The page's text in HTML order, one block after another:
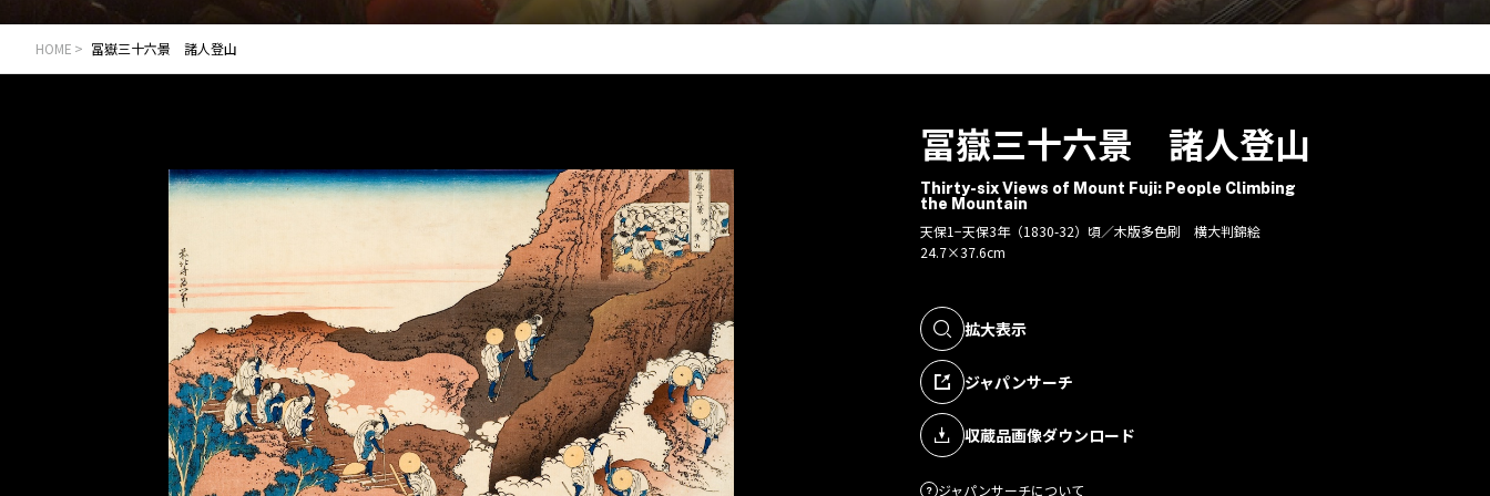
HOME 冨嶽三十六景 諸人登山
冨嶽三十六景 諸人登山
Thirty-six Views of Mount Fuji: People Climbing
the Mountain
天保1−天保3年（1830-32）頃／木版多色刷 横大判錦絵
24.7×37.6cm
拡大表示
ジャパンサーチ
収蔵品画像ダウンロード
ジャパンサーチについて